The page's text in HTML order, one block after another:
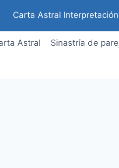
Carta Astral
Astral Sinastría de